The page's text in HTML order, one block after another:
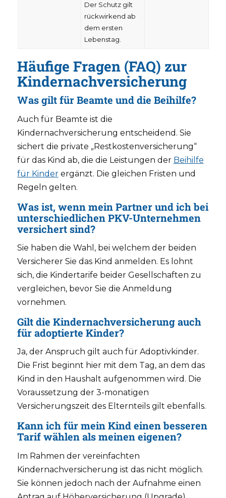
Der Schutz gilt
rückwirkend ab
dem ersten
Lebenstag.
Häufige Fragen (FAQ) zur
Kindernachversicherung
Was gilt für Beamte und die Beihilfe?
Auch für Beamte ist die
Kindernachversicherung entscheidend. Sie
sichert die private „Restkostenversicherung“
für das Kind ab, die die Leistungen der Beihilfe
für Kinderergänzt. Die gleichen Fristen und
Regeln gelten.
Was ist, wenn mein Partner und ich bei
unterschiedlichen PKV-Unternehmen
versichert sind?
Sie haben die Wahl, bei welchem der beiden
Versicherer Sie das Kind anmelden. Es lohnt
sich, die Kindertarife beider Gesellschaften zu
vergleichen, bevor Sie die Anmeldung
vornehmen.
Gilt die Kindernachversicherung auch
für adoptierte Kinder?
Ja, der Anspruch gilt auch für Adoptivkinder.
Die Frist beginnt hier mit dem Tag, an dem das
Kind in den Haushalt aufgenommen wird. Die
Voraussetzung der 3-monatigen
Versicherungszeit des Elternteils gilt ebenfalls.
Kann ich für mein Kind einen besseren
Tarif wählen als meinen eigenen?
Im Rahmen der vereinfachten
Kindernachversicherung ist das nicht möglich.
Sie können jedoch nach der Aufnahme einen